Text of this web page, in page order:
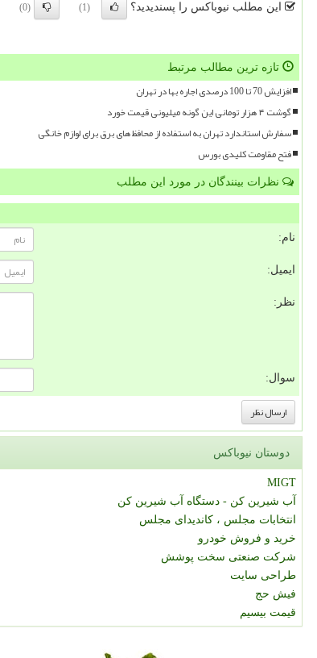
این مطلب نیوباکس را پسندیدید؟ (1)
(0)
تازه ترین مطالب مرتبط
افزایش 70 تا 100 درصدی اجاره بها در تهران
گوشت ۴ هزار تومانی این گونه میلیونی قیمت خورد
سفارش استاندارد تهران به استفاده از محافظ های برق برای لوازم خانگی
فتح مقاومت کلیدی بورس
نظرات بینندگان در مورد این مطلب
نام:
ایمیل:
نظر:
سوال:
دوستان نیوباکس
MIGT
آب شیرین کن - دستگاه آب شیرین کن
انتخابات مجلس ، کاندیدای مجلس
خرید و فروش خودرو
شرکت صنعتی سخت پوشش
طراحی سایت
فیش حج
قیمت بیسیم